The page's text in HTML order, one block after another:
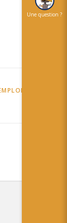
Une question ?